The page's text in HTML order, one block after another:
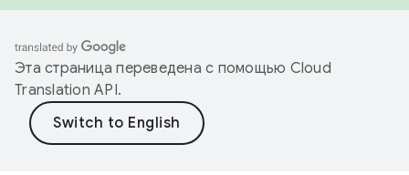
Эта страница переведена с помощью Cloud
Translation API.